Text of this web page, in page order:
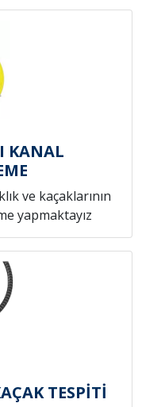
KANAL
ve kaçaklarının
yapmaktayız
TESPİTİ